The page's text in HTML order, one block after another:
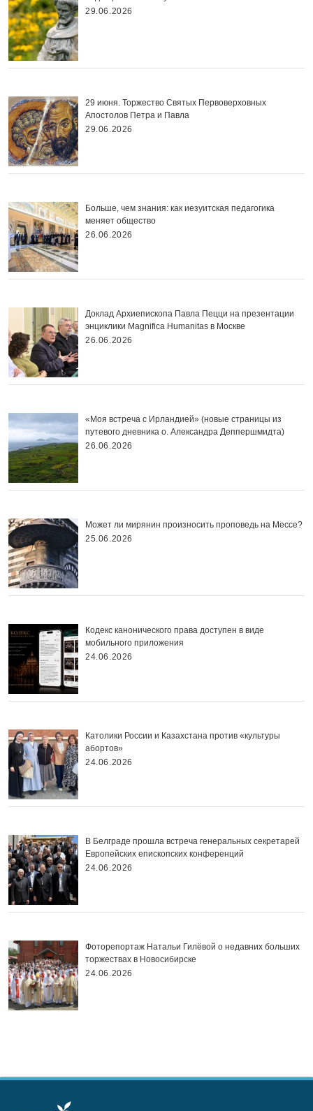
29.06.2026
29 июня. Торжество Святых Первоверховных
Апостолов Петра и Павла
29.06.2026
Больше, чем знания: как иезуитская педагогика
меняет общество
26.06.2026
Доклад Архиепископа Павла Пецци на презентации
энциклики Magnifica Нumanitas в Москве
26.06.2026
«Моя встреча с Ирландией» (новые страницы из
путевого дневника о. Александра Деппершмидта)
26.06.2026
Может ли мирянин произносить проповедь на Мессе?
25.06.2026
Кодекс канонического права доступен в виде
мобильного приложения
24.06.2026
Католики России и Казахстана против «культуры
абортов»
24.06.2026
В Белграде прошла встреча генеральных секретарей
Европейских епископских конференций
24.06.2026
Фоторепортаж Натальи Гилёвой о недавних больших
торжествах в Новосибирске
24.06.2026